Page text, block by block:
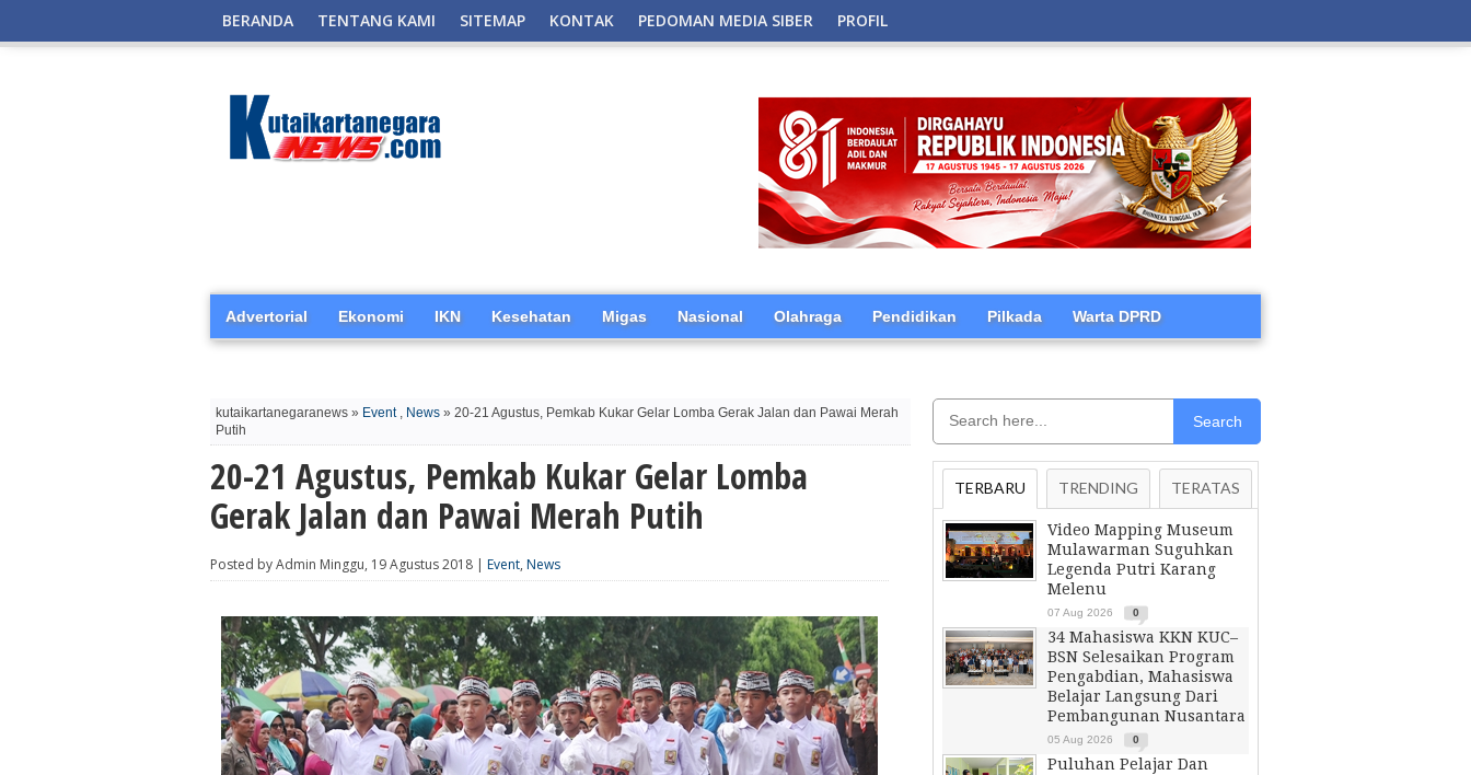
BERANDA TENTANG KAMI SITEMAP KONTAK PEDOMAN MEDIA SIBER PROFIL
Advertorial Ekonomi IKN Kesehatan Migas Nasional Olahraga Pendidikan Pilkada Warta DPRD
kutaikartanegaranews » Event, News » 20-21 Agustus, Pemkab Kukar Gelar Lomba Gerak Jalan dan Pawai Merah
Putih
20-21 Agustus, Pemkab Kukar Gelar Lomba
Gerak Jalan dan Pawai Merah Putih
Posted by Admin Minggu, 19 Agustus 2018 | Event, News
Search
TERBARU TRENDING TERATAS
Video Mapping Museum
Mulawarman Suguhkan
Legenda Putri Karang
Melenu
07 Aug 2026 0
34 Mahasiswa KKN KUC–
BSN Selesaikan Program
Pengabdian, Mahasiswa
Belajar Langsung Dari
Pembangunan Nusantara
05 Aug 2026 0
Puluhan Pelajar Dan